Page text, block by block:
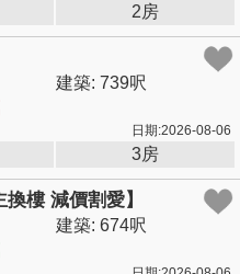
2房
建築: 739呎
日期:2026-08-06
3房
樓 減價割愛】
建築: 674呎